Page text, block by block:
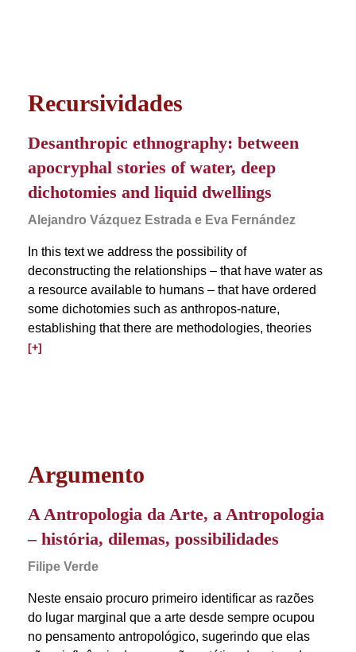
Recursividades
Desanthropic ethnography: between
apocryphal stories of water, deep
dichotomies and liquid dwellings
Alejandro Vázquez Estrada e Eva Fernández
In this text we address the possibility of
deconstructing the relationships – that have water as
a resource available to humans – that have ordered
some dichotomies such as anthropos-nature,
establishing that there are methodologies, theories
[+]
Argumento
A Antropologia da Arte, a Antropologia
– história, dilemas, possibilidades
Filipe Verde
Neste ensaio procuro primeiro identificar as razões
do lugar marginal que a arte desde sempre ocupou
no pensamento antropológico, sugerindo que elas